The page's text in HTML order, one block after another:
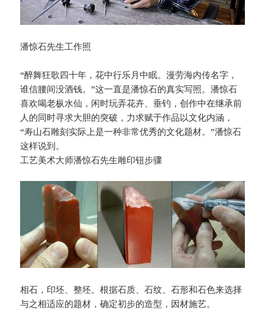
潘惊石先生工作照
“醉舞狂歌四十年，花中行乐月中眠。漫劳海内传名字，
谁信腰间没酒钱。”这一直是潘惊石的真实写照。潘惊石
喜欢喝老枞水仙，闲时玩弄花卉、垂钓，创作中在继承前
人的同时寻求大胆的突破，力求赋于作品以文化内涵，
“寿山石雕刻实际上是一种非常优秀的文化题材。”潘惊石
这样说到。
工艺美术大师潘惊石先生雕印钮步骤
相石，印坯、整坯。根据石质、石纹、石形和石色来选择
与之相适应的题材，确定初步的造型，因材施艺。